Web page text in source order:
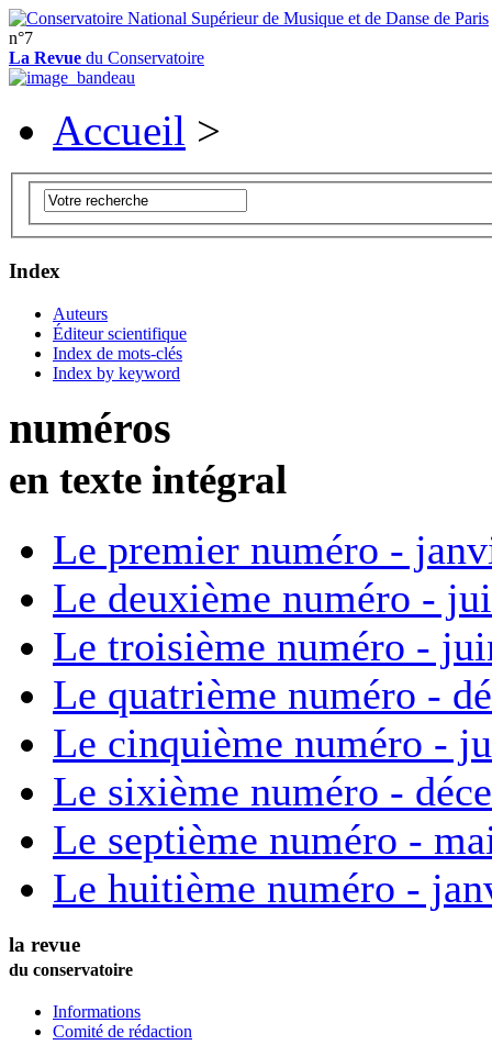
n°7
La Revue du Conservatoire
Accueil >
Index
Auteurs
Éditeur scientifique
Index de mots-clés
Index by keyword
numéros
en texte intégral
Le premier numéro -
Le deuxième numéro -
Le troisième numéro -
Le quatrième numéro -
Le cinquième numéro -
Le sixième numéro -
Le septième numéro -
Le huitième numéro -
la revue
du conservatoire
Informations
Comité de rédaction